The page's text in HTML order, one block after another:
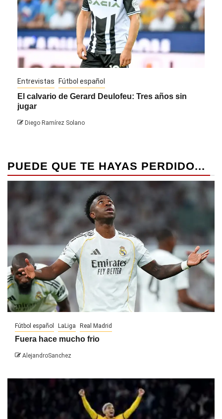
Entrevistas Fútbol español
El calvario de Gerard Deulofeu: Tres años sin
jugar
Diego Ramírez Solano
PUEDE QUE TE HAYAS PERDIDO...
Fútbol español LaLiga Real Madrid
Fuera hace mucho frio
AlejandroSanchez